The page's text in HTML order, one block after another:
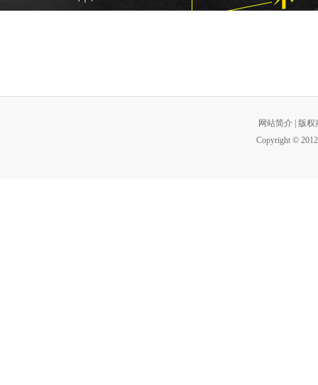
网站简介
版权
Copyright ©